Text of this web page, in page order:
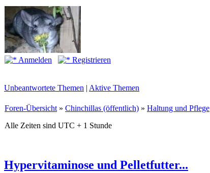
Anmelden
Registrieren
Unbeantwortete Themen | Aktive Themen
Foren-Übersicht » Chinchillas (öffentlich) » Haltung und Pflege
Alle Zeiten sind UTC + 1 Stunde
Hypervitaminose und Pelletfutter...